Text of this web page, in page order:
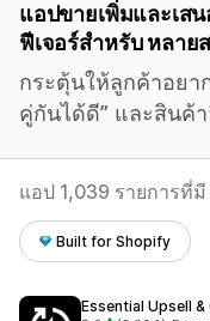
แอปขายเพิ่มและเส
ฟีเจอร์สำหรับ หลาย
กระตุ้นให้ลูกค้าอยา
คู่กันได้ดี” และสินค้
แอป 1,039 รายการที่มี
Built for Shopify
Essential Upsell &